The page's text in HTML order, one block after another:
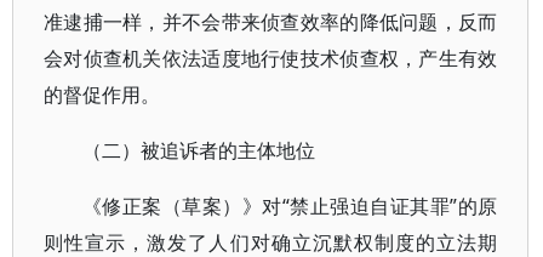
准逮捕一样，并不会带来侦查效率的降低问题，反而
会对侦查机关依法适度地行使技术侦查权，产生有效
的督促作用。
（二）被追诉者的主体地位
《修正案（草案）》对“禁止强迫自证其罪”的原
则性宣示，激发了人们对确立沉默权制度的立法期